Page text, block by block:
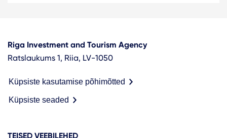
Riga Investment and Tourism Agency
Ratslaukums 1, Riia, LV-1050
Küpsiste kasutamise põhimõtted
Küpsiste seaded
TEISED VEEBILEHED